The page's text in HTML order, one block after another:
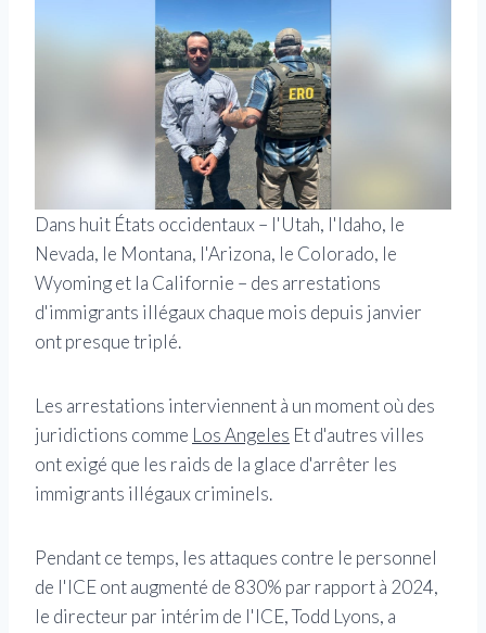
Dans huit États occidentaux – l'Utah, l'Idaho, le
Nevada, le Montana, l'Arizona, le Colorado, le
Wyoming et la Californie – des arrestations
d'immigrants illégaux chaque mois depuis janvier
ont presque triplé.
Les arrestations interviennent à un moment où des
juridictions comme Los Angeles Et d'autres villes
ont exigé que les raids de la glace d'arrêter les
immigrants illégaux criminels.
Pendant ce temps, les attaques contre le personnel
de l'ICE ont augmenté de 830% par rapport à 2024,
le directeur par intérim de l'ICE, Todd Lyons, a